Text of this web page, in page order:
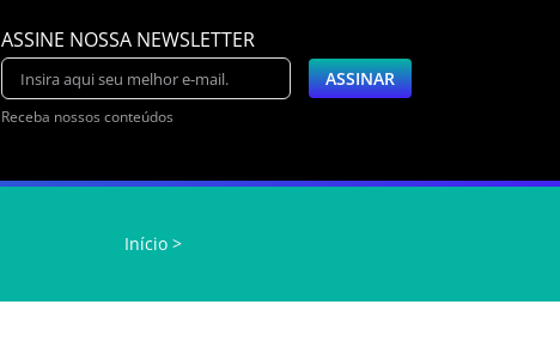
ASSINE NOSSA NEWSLETTER
Receba nossos conteúdos
Início